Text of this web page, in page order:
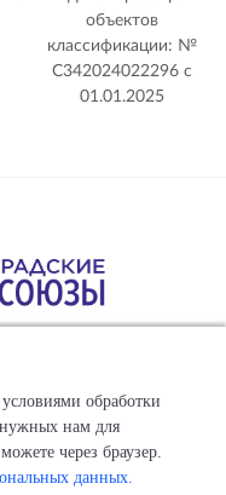
объектов
классификации: №
С342024022296 c
01.01.2025
профсоюзов
профессиональных
обработки
нам для
через браузер.
данных.